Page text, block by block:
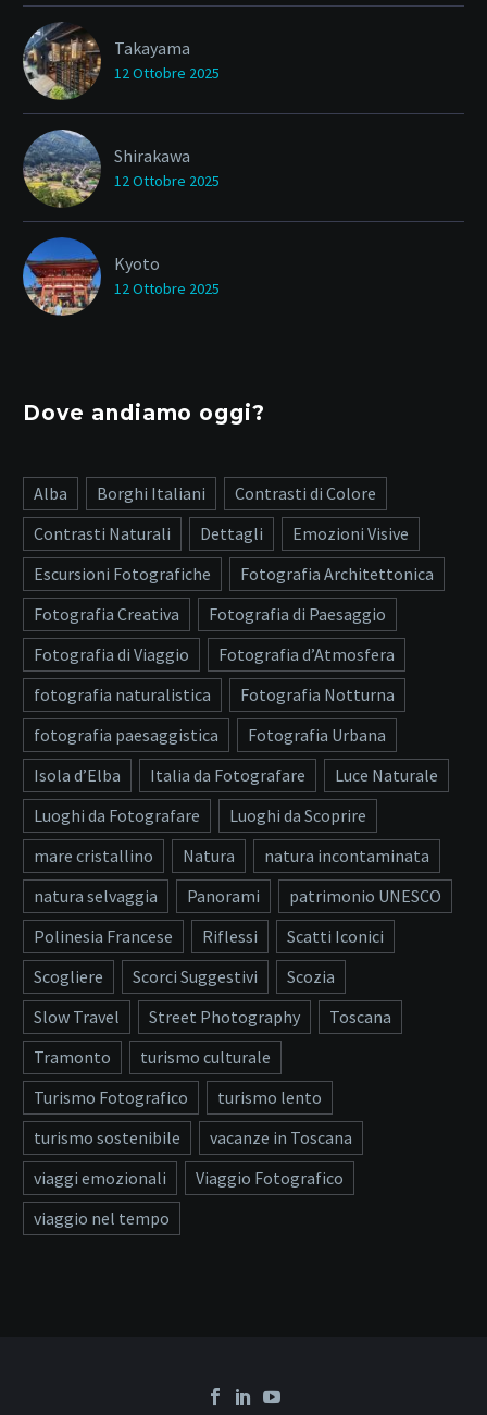
Takayama
12 Ottobre 2025
Shirakawa
12 Ottobre 2025
Kyoto
12 Ottobre 2025
Dove andiamo oggi?
Alba Borghi Italiani
Contrasti di Colore
Contrasti Naturali
Dettagli
Emozioni Visive
Escursioni Fotografiche
Fotografia Architettonica
Fotografia Creativa
Fotografia di Paesaggio
Fotografia di Viaggio
Fotografia d’Atmosfera
fotografia naturalistica
Fotografia Notturna
fotografia paesaggistica
Fotografia Urbana
Isola d’Elba
Italia da Fotografare
Luce Naturale
Luoghi da Fotografare
Luoghi da Scoprire
mare cristallino
Natura
natura incontaminata
natura selvaggia
Panorami
patrimonio UNESCO
Polinesia Francese
Riflessi
Scatti Iconici
Scogliere
Scorci Suggestivi
Scozia
Slow Travel
Street Photography
Toscana
Tramonto
turismo culturale
Turismo Fotografico
turismo lento
turismo sostenibile
vacanze in Toscana
viaggi emozionali
Viaggio Fotografico
viaggio nel tempo